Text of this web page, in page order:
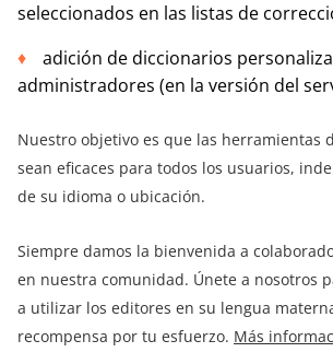
seleccionados en las listas de
adición de diccionarios
administradores (en la versión del
Nuestro objetivo es que las herramientas
sean eficaces para todos los usuarios,
de su idioma o ubicación.
Siempre damos la bienvenida a
en nuestra comunidad. Únete a nosotros
a utilizar los editores en su lengua
recompensa por tu esfuerzo. Más